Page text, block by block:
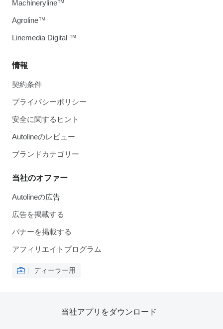
情報
契約条件
プライバシーポリシー
安全に関するヒント
Autolineのレビュー
ブランドカテゴリー
当社のオファー
Autolineの広告
広告を掲載する
バナーを掲載する
アフィリエイトプログラム
ディーラー用
Machineryline™
Agroline™
Linemedia Digital ™
当社アプリをダウンロード